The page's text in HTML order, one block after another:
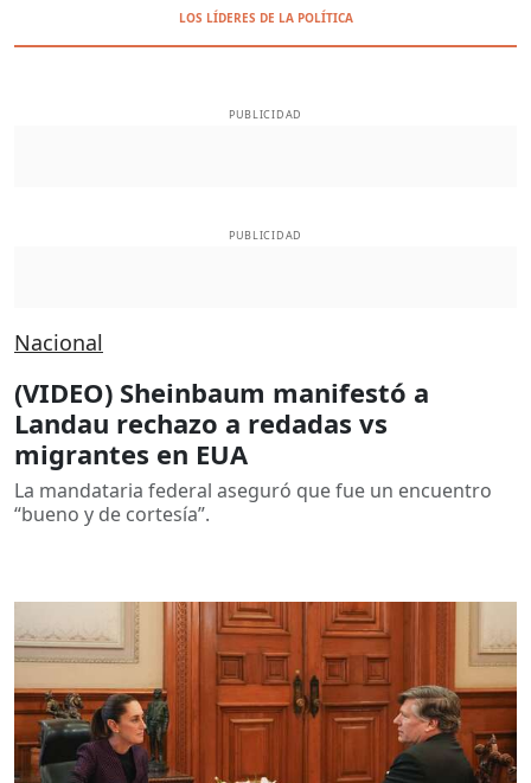
LOS LÍDERES DE LA POLÍTICA
PUBLICIDAD
PUBLICIDAD
Nacional
(VIDEO) Sheinbaum manifestó a
Landau rechazo a redadas vs
migrantes en EUA
La mandataria federal aseguró que fue un encuentro
“bueno y de cortesía”.